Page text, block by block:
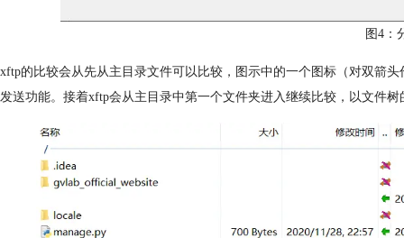
图4：
xftp的比较会从先从主目录文件可以比较，图示中的一个图标（对双箭
发送功能。接着xftp会从主目录中第一个文件夹进入继续比较，以文件